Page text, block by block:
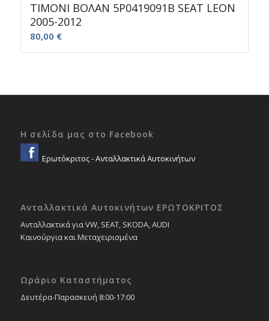
ΤΙΜΟΝΙ ΒΟΛΑΝ 5P0419091B SEAT LEON
2005-2012
80,00 €
Η σελίδα μας στο Facebook
Ερωτόκριτος - Ανταλλακτικά Αυτοκινήτων
Ανταλλακτικά Αυτοκινήτων ΕΡΩΤΟΚΡΙΤΟΣ
Ανταλλακτικά για VW, SEAT, SKODA, AUDI
Καινούργια και Μεταχειρισμένα
Ωράριο Καταστήματος
Δευτέρα-Παρασκευή 8:00-17:00